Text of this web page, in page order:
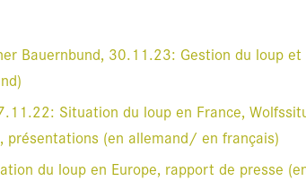
Bauern­bund, 30.11.23: Ges­tion du loup
Situa­tion du loup en France,
pré­sen­ta­tions (en alle­mand/ en fran­çais)
du loup en Europe, rap­port de presse